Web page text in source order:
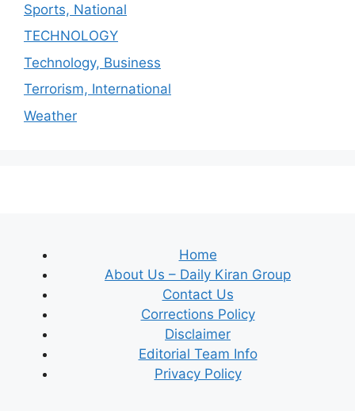
Sports, National
TECHNOLOGY
Technology, Business
Terrorism, International
Weather
Home
About Us – Daily Kiran Group
Contact Us
Corrections Policy
Disclaimer
Editorial Team Info
Privacy Policy